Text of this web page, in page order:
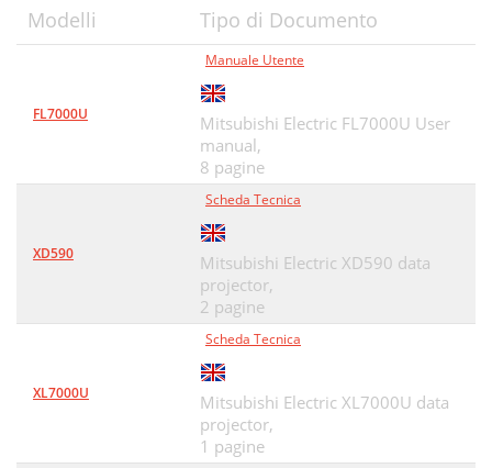
Modelli Tipo di Documento
FL7000U
Manuale Utente
Mitsubishi Electric FL7000U User
manual,
8 pagine
XD590
Scheda Tecnica
Mitsubishi Electric XD590 data
projector,
2 pagine
XL7000U
Scheda Tecnica
Mitsubishi Electric XL7000U data
projector,
1 pagine